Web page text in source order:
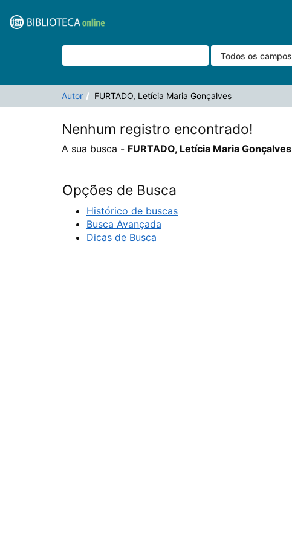
VuFind
Autor FURTADO, Letícia Maria Gonçalves
Nenhum registro encontrado!
A sua busca - FURTADO, Letícia Maria Gonçalves
Opções de Busca
Histórico de buscas
Busca Avançada
Dicas de Busca